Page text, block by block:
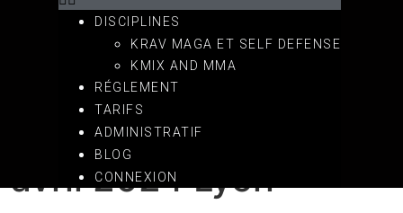
DISCIPLINES
KRAV MAGA ET SELF DEFENSE
KMIX AND MMA
RÉGLEMENT
TARIFS
ADMINISTRATIF
BLOG
CONNEXION
de France
2024 Lyon